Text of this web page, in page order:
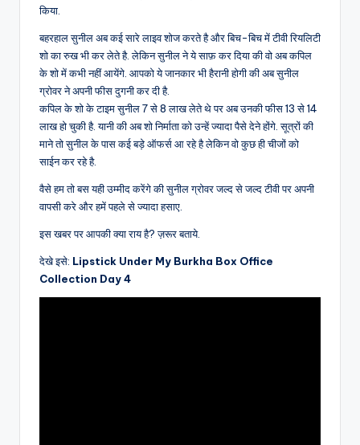
किया.
बहरहाल सुनील अब कई सारे लाइव शोज करते है और बिच-बिच में टीवी रियलिटी
शो का रुख भी कर लेते है. लेकिन सुनील ने ये साफ़ कर दिया की वो अब कपिल
के शो में कभी नहीं आयेंगे. आपको ये जानकार भी हैरानी होगी की अब सुनील
ग्रोवर ने अपनी फीस दुगनी कर दी है.
कपिल के शो के टाइम सुनील 7 से 8 लाख लेते थे पर अब उनकी फीस 13 से 14
लाख हो चुकी है. यानी की अब शो निर्माता को उन्हें ज्यादा पैसे देने होंगे. सूत्रों की
माने तो सुनील के पास कई बड़े ऑफर्स आ रहे है लेकिन वो कुछ ही चीजों को
साईन कर रहे है.
वैसे हम तो बस यही उम्मीद करेंगे की सुनील ग्रोवर जल्द से जल्द टीवी पर अपनी
वापसी करे और हमें पहले से ज्यादा हसाए.
इस खबर पर आपकी क्या राय है? ज़रूर बताये.
देखे इसे: Lipstick Under My Burkha Box Office
Collection Day 4